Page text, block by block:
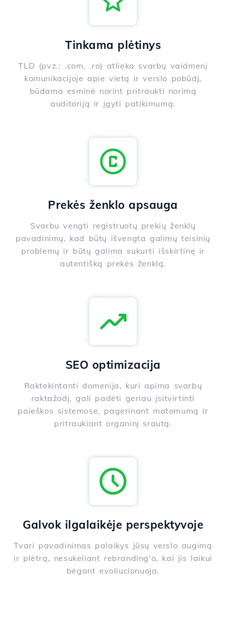
Tinkama plėtinys
TLD (pvz.: .com, .ro) atlieka svarbų vaidmenį
komunikacijoje apie vietą ir verslo pobūdį,
būdama esminė norint pritraukti norimą
auditoriją ir įgyti patikimumą.
Prekės ženklo apsauga
Svarbu vengti registruotų prekių ženklų
pavadinimų, kad būtų išvengta galimų teisinių
problemų ir būtų galima sukurti išskirtinę ir
autentišką prekės ženklą.
SEO optimizacija
Raktekintanti domenija, kuri apima svarbų
raktažodį, gali padėti geriau įsitvirtinti
paieškos sistemose, pagerinant matomumą ir
pritraukiant organinį srautą.
Galvok ilgalaikėje perspektyvoje
Tvari pavadinimas palaikys jūsų verslo augimą
ir plėtrą, nesukeliant rebranding'o, kai jis laikui
bėgant evoliucionuoja.